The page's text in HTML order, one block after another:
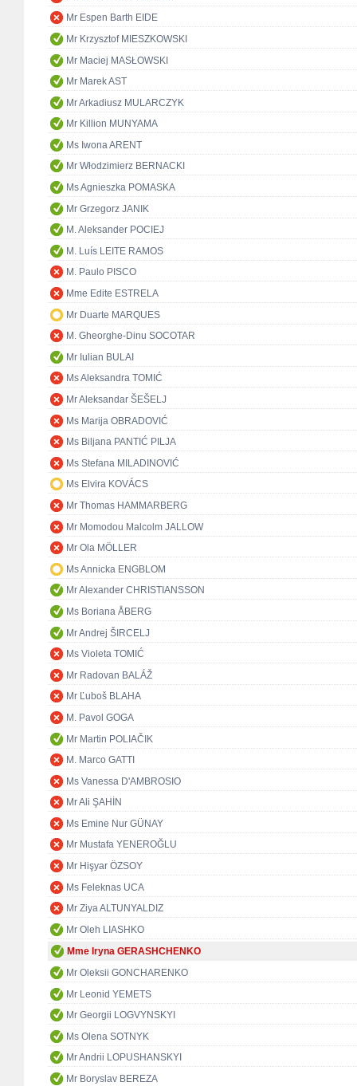
Mr Espen Barth EIDE
Mr Krzysztof MIESZKOWSKI
Mr Maciej MASŁOWSKI
Mr Marek AST
Mr Arkadiusz MULARCZYK
Mr Killion MUNYAMA
Ms Iwona ARENT
Mr Włodzimierz BERNACKI
Ms Agnieszka POMASKA
Mr Grzegorz JANIK
M. Aleksander POCIEJ
M. Luís LEITE RAMOS
M. Paulo PISCO
Mme Edite ESTRELA
Mr Duarte MARQUES
M. Gheorghe-Dinu SOCOTAR
Mr Iulian BULAI
Ms Aleksandra TOMIĆ
Mr Aleksandar ŠEŠELJ
Ms Marija OBRADOVIĆ
Ms Biljana PANTIĆ PILJA
Ms Stefana MILADINOVIĆ
Ms Elvira KOVÁCS
Mr Thomas HAMMARBERG
Mr Momodou Malcolm JALLOW
Mr Ola MÖLLER
Ms Annicka ENGBLOM
Mr Alexander CHRISTIANSSON
Ms Boriana ÅBERG
Mr Andrej ŠIRCELJ
Ms Violeta TOMIĆ
Mr Radovan BALÁŽ
Mr Ľuboš BLAHA
M. Pavol GOGA
Mr Martin POLIAČIK
M. Marco GATTI
Ms Vanessa D'AMBROSIO
Mr Ali ŞAHİN
Ms Emine Nur GÜNAY
Mr Mustafa YENEROĞLU
Mr Hişyar ÖZSOY
Ms Feleknas UCA
Mr Ziya ALTUNYALDIZ
Mr Oleh LIASHKO
Mme Iryna GERASHCHENKO
Mr Oleksii GONCHARENKO
Mr Leonid YEMETS
Mr Georgii LOGVYNSKYI
Ms Olena SOTNYK
Mr Andrii LOPUSHANSKYI
Mr Boryslav BEREZA